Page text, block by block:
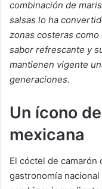
combinación de
salsas lo ha
zonas costeras
sabor refrescante y
mantienen vigente
generaciones.
Un ícono
mexicana
El cóctel de
gastronomía